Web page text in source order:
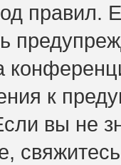
правил.
к
вы не